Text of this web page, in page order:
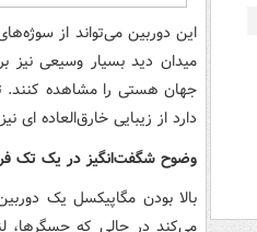
این دوربین می‌تواند از
میدان دید بسیار وسیعی نیز
جهان هستی را مشاهده کنند.
دارد از زیبایی خارق‌العاده ای
وضوح شگفت‌انگیز در یک تک
بالا بودن مگاپیکسل یک
می‌کند در حالی که حسگرها،